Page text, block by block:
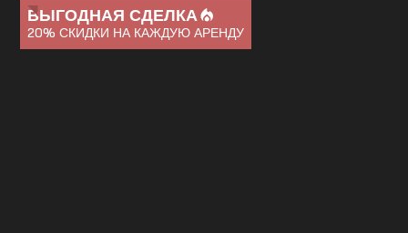
ВЫГОДНАЯ СДЕЛКА
20% СКИДКИ НА КАЖДУЮ АРЕНДУ